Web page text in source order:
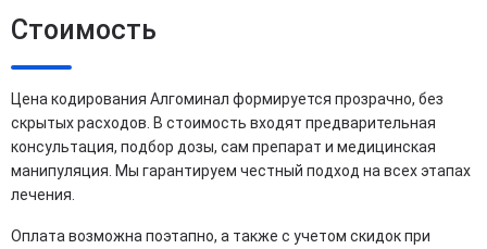
Стоимость
Цена кодирования Алгоминал формируется прозрачно, без
скрытых расходов. В стоимость входят предварительная
консультация, подбор дозы, сам препарат и медицинская
манипуляция. Мы гарантируем честный подход на всех этапах
лечения.
Оплата возможна поэтапно, а также с учетом скидок при